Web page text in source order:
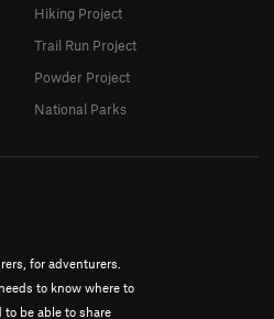
for adventurers.
to know where to
be able to share
Hiking Project
Trail Run Project
Powder Project
National Parks